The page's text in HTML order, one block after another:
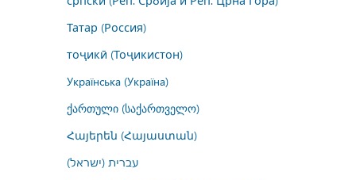
Татар (Россия)
тоҷикӣ (Тоҷикистон)
Українська (Україна)
ქართული (საქართველო)
Հայերեն (Հայաստան)
עברית (ישראל)